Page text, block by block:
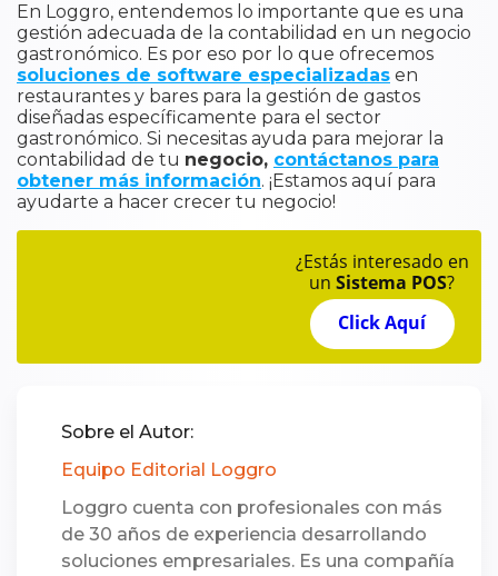
En Loggro, entendemos lo importante que es una
gestión adecuada de la contabilidad en un negocio
gastronómico. Es por eso por lo que ofrecemos
soluciones de software especializadas en
restaurantes y bares para la gestión de gastos
diseñadas específicamente para el sector
gastronómico. Si necesitas ayuda para mejorar la
contabilidad de tu negocio, contáctanos para
obtener más información. ¡Estamos aquí para
ayudarte a hacer crecer tu negocio!
¿Estás interesado en
unSistema POS?
Click Aquí
Sobre el Autor:
Equipo Editorial Loggro
Loggro cuenta con profesionales con más
de 30 años de experiencia desarrollando
soluciones empresariales. Es una compañía